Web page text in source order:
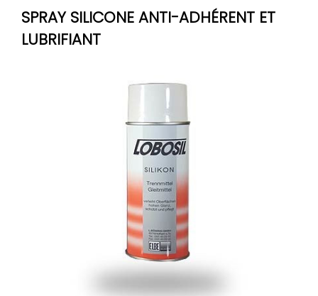
SPRAY SILICONE ANTI-ADHÉRENT ET
LUBRIFIANT